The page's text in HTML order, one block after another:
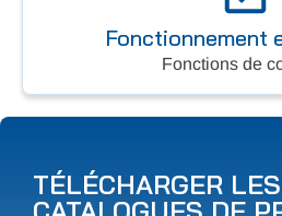
Fonctionnement
Fonctions de
TÉLÉCHARGER LES